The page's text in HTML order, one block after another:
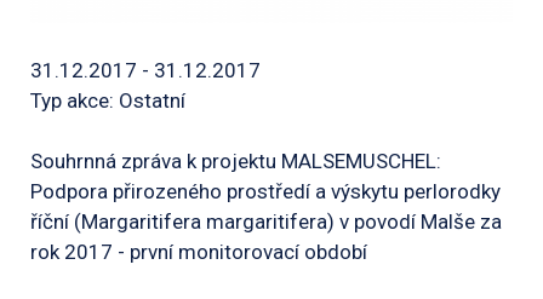
31.12.2017 - 31.12.2017
Typ akce: Ostatní
Souhrnná zpráva k projektu MALSEMUSCHEL:
Podpora přirozeného prostředí a výskytu perlorodky
říční (Margaritifera margaritifera) v povodí Malše za
rok 2017 - první monitorovací období